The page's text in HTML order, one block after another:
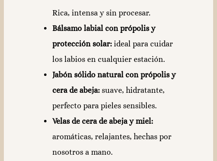
Rica, intensa y sin procesar.
Bálsamo labial con própolis y
protección solar: ideal para cuidar
los labios en cualquier estación.
Jabón sólido natural con própolis y
cera de abeja: suave, hidratante,
perfecto para pieles sensibles.
Velas de cera de abeja y miel:
aromáticas, relajantes, hechas por
nosotros a mano.